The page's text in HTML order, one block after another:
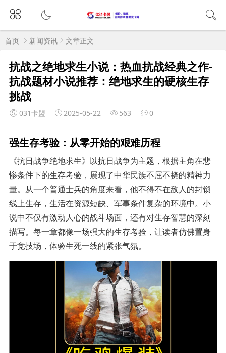
首页 新闻资讯 文章正文
抗战之绝地求生小说：热血抗战经典之作-
抗战题材小说推荐：绝地求生的硬核生存
挑战
031卡盟 2025-05-22 563 0
强生存考验：从零开始的艰难历程
《抗日战争绝地求生》以抗日战争为主题，根据主角在悲
惨条件下的生存考验，展现了中华民族不屈不挠的精神力
量。从一个普通士兵的角度来看，他不得不在敌人的封锁
线上生存，生活在资源短缺、军事条件复杂的环境中。小
说中不仅有激动人心的战斗场面，还有对生存智慧的深刻
描写。每一章都像一场强大的生存考验，让读者仿佛置身
于竞技场，体验生死一线的紧张气氛。